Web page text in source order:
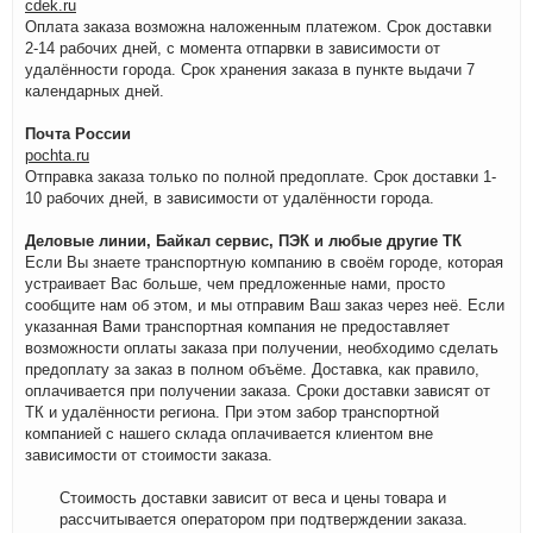
cdek.ru
Оплата заказа возможна наложенным платежом. Срок доставки
2-14 рабочих дней, с момента отпарвки в зависимости от
удалённости города. Срок хранения заказа в пункте выдачи 7
календарных дней.
Почта России
pochta.ru
Отправка заказа только по полной предоплате. Срок доставки 1-
10 рабочих дней, в зависимости от удалённости города.
Деловые линии, Байкал сервис, ПЭК и любые другие ТК
Если Вы знаете транспортную компанию в своём городе, которая
устраивает Вас больше, чем предложенные нами, просто
сообщите нам об этом, и мы отправим Ваш заказ через неё. Если
указанная Вами транспортная компания не предоставляет
возможности оплаты заказа при получении, необходимо сделать
предоплату за заказ в полном объёме. Доставка, как правило,
оплачивается при получении заказа. Сроки доставки зависят от
ТК и удалённости региона. При этом забор транспортной
компанией с нашего склада оплачивается клиентом вне
зависимости от стоимости заказа.
Стоимость доставки зависит от веса и цены товара и
рассчитывается оператором при подтверждении заказа.